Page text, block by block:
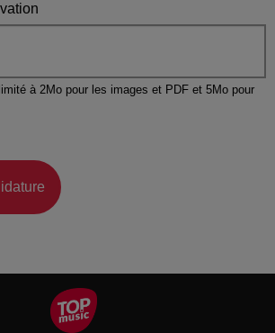
à 2Mo pour les images et PDF et 5Mo pour